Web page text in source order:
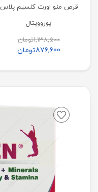
قرص منو اورت کلسیم پلاس
یوروویتال
1,138,500تومان
876,600تومان